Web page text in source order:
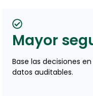
Mayor
Base las decisiones
datos auditables.